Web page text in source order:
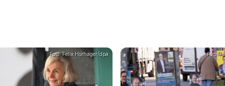
Foto: Felix Hörhager/dpa Foto: